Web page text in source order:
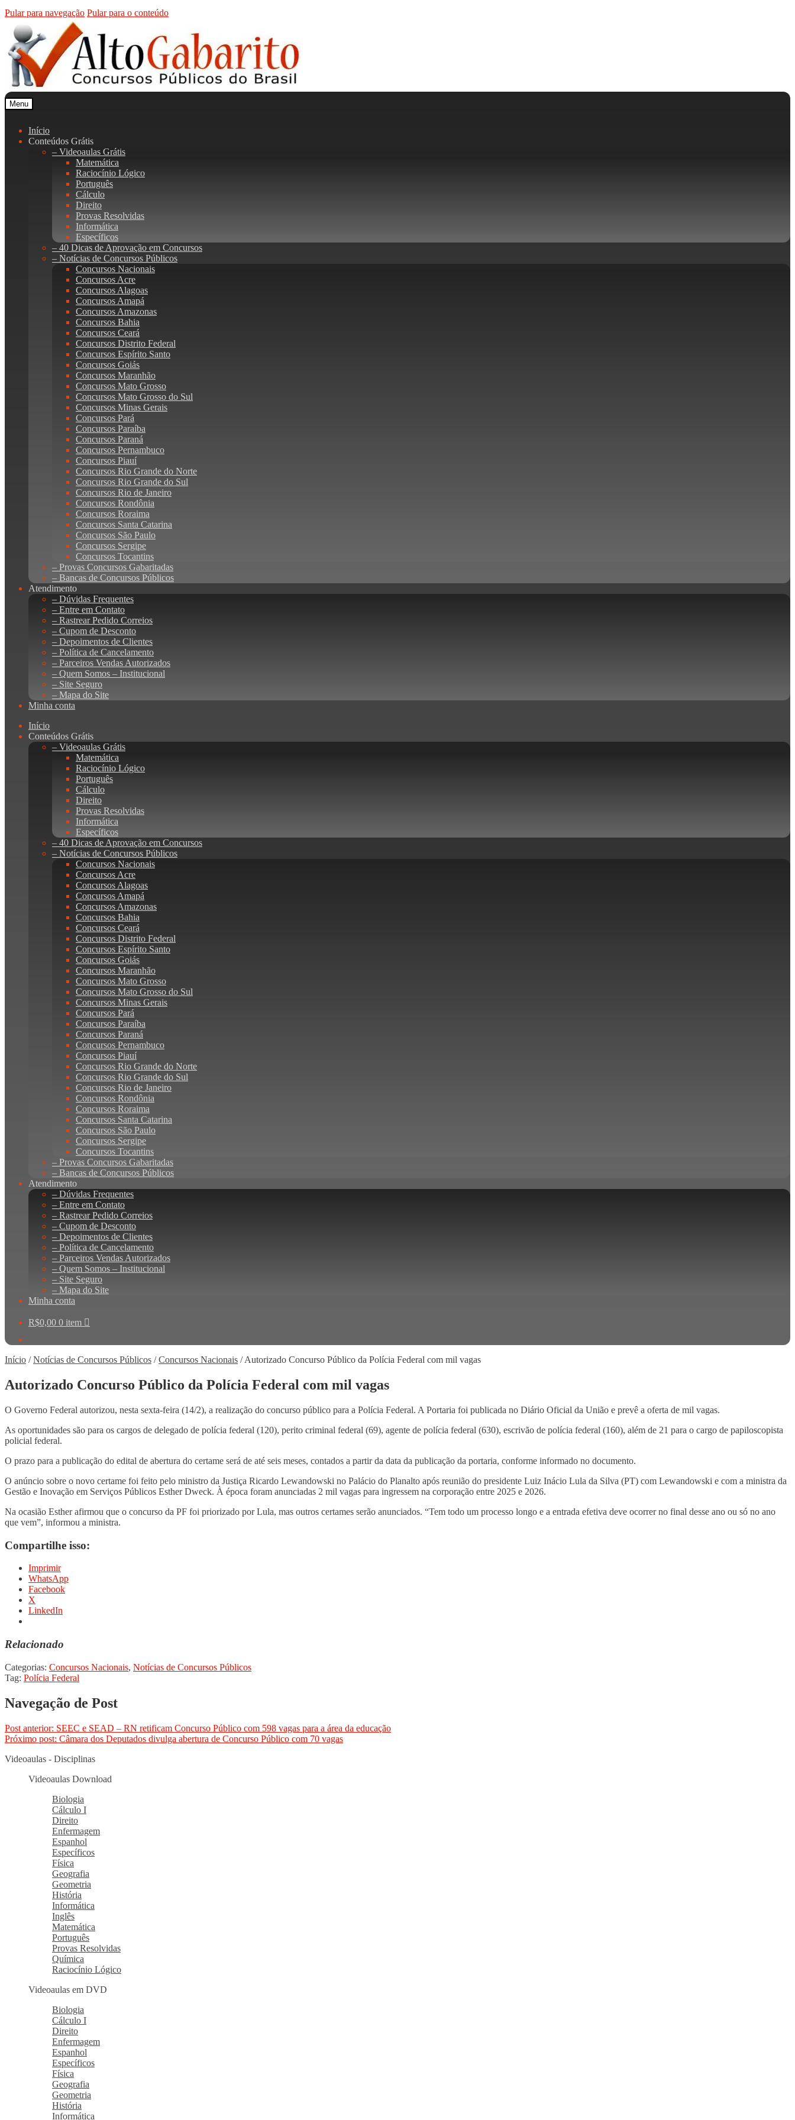
Pular para navegação Pular para o conteúdo
Menu
Início
Conteúdos Grátis
– Videoaulas Grátis
Matemática
Raciocínio Lógico
Português
Cálculo
Direito
Provas Resolvidas
Informática
Específicos
– 40 Dicas de Aprovação em Concursos
– Notícias de Concursos Públicos
Concursos Nacionais
Concursos Acre
Concursos Alagoas
Concursos Amapá
Concursos Amazonas
Concursos Bahia
Concursos Ceará
Concursos Distrito Federal
Concursos Espírito Santo
Concursos Goiás
Concursos Maranhão
Concursos Mato Grosso
Concursos Mato Grosso do Sul
Concursos Minas Gerais
Concursos Pará
Concursos Paraíba
Concursos Paraná
Concursos Pernambuco
Concursos Piauí
Concursos Rio Grande do Norte
Concursos Rio Grande do Sul
Concursos Rio de Janeiro
Concursos Rondônia
Concursos Roraima
Concursos Santa Catarina
Concursos São Paulo
Concursos Sergipe
Concursos Tocantins
– Provas Concursos Gabaritadas
– Bancas de Concursos Públicos
Atendimento
– Dúvidas Frequentes
– Entre em Contato
– Rastrear Pedido Correios
– Cupom de Desconto
– Depoimentos de Clientes
– Política de Cancelamento
– Parceiros Vendas Autorizados
– Quem Somos – Institucional
– Site Seguro
– Mapa do Site
Minha conta
Início
Conteúdos Grátis
– Videoaulas Grátis
Matemática
Raciocínio Lógico
Português
Cálculo
Direito
Provas Resolvidas
Informática
Específicos
– 40 Dicas de Aprovação em Concursos
– Notícias de Concursos Públicos
Concursos Nacionais
Concursos Acre
Concursos Alagoas
Concursos Amapá
Concursos Amazonas
Concursos Bahia
Concursos Ceará
Concursos Distrito Federal
Concursos Espírito Santo
Concursos Goiás
Concursos Maranhão
Concursos Mato Grosso
Concursos Mato Grosso do Sul
Concursos Minas Gerais
Concursos Pará
Concursos Paraíba
Concursos Paraná
Concursos Pernambuco
Concursos Piauí
Concursos Rio Grande do Norte
Concursos Rio Grande do Sul
Concursos Rio de Janeiro
Concursos Rondônia
Concursos Roraima
Concursos Santa Catarina
Concursos São Paulo
Concursos Sergipe
Concursos Tocantins
– Provas Concursos Gabaritadas
– Bancas de Concursos Públicos
Atendimento
– Dúvidas Frequentes
– Entre em Contato
– Rastrear Pedido Correios
– Cupom de Desconto
– Depoimentos de Clientes
– Política de Cancelamento
– Parceiros Vendas Autorizados
– Quem Somos – Institucional
– Site Seguro
– Mapa do Site
Minha conta
R$0,00 0 item
Início /Notícias de Concursos Públicos /Concursos Nacionais /Autorizado Concurso Público da Polícia Federal com mil vagas
Autorizado Concurso Público da Polícia Federal com mil vagas
O Governo Federal autorizou, nesta sexta-feira (14/2), a realização do concurso público para a Polícia Federal. A Portaria foi publicada no Diário Oficial da União e prevê a oferta de mil vagas.
As oportunidades são para os cargos de delegado de polícia federal (120), perito criminal federal (69), agente de polícia federal (630), escrivão de polícia federal (160), além de 21 para o cargo de papiloscopista
policial federal.
O prazo para a publicação do edital de abertura do certame será de até seis meses, contados a partir da data da publicação da portaria, conforme informado no documento.
O anúncio sobre o novo certame foi feito pelo ministro da Justiça Ricardo Lewandowski no Palácio do Planalto após reunião do presidente Luiz Inácio Lula da Silva (PT) com Lewandowski e com a ministra da
Gestão e Inovação em Serviços Públicos Esther Dweck. À época foram anunciadas 2 mil vagas para ingressem na corporação entre 2025 e 2026.
Na ocasião Esther afirmou que o concurso da PF foi priorizado por Lula, mas outros certames serão anunciados. “Tem todo um processo longo e a entrada efetiva deve ocorrer no final desse ano ou só no ano
que vem”, informou a ministra.
Compartilhe isso:
Imprimir
WhatsApp
Facebook
X
LinkedIn
Relacionado
Categorias: Concursos Nacionais, Notícias de Concursos Públicos
Tag: Polícia Federal
Navegação de Post
Post anterior: SEEC e SEAD – RN retificam Concurso Público com 598 vagas para a área da educação
Próximo post: Câmara dos Deputados divulga abertura de Concurso Público com 70 vagas
Videoaulas - Disciplinas
Videoaulas Download
Biologia
Cálculo I
Direito
Enfermagem
Espanhol
Específicos
Física
Geografia
Geometria
História
Informática
Inglês
Matemática
Português
Provas Resolvidas
Química
Raciocínio Lógico
Videoaulas em DVD
Biologia
Cálculo I
Direito
Enfermagem
Espanhol
Específicos
Física
Geografia
Geometria
História
Informática